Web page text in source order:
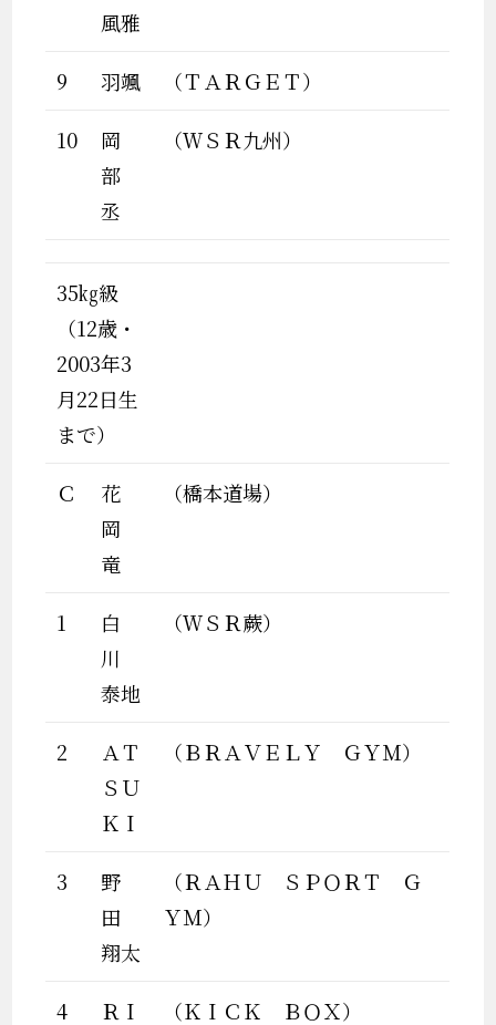
風雅
9 羽颯 （ＴＡＲＧＥＴ）
10
岡
部
丞
（ＷＳＲ九州）
35㎏級
（12歳・
2003年3
月22日生
まで）
Ｃ
花
岡
竜
（橋本道場）
1
白
川
泰地
（ＷＳＲ蕨）
2
ＡＴ
ＳＵ
ＫＩ
（ＢＲＡＶＥＬＹ ＧＹＭ）
3
野
田
翔太
（ＲＡＨＵ ＳＰＯＲＴ Ｇ
ＹＭ）
4
ＲＩ
（ＫＩＣＫ ＢＯＸ）